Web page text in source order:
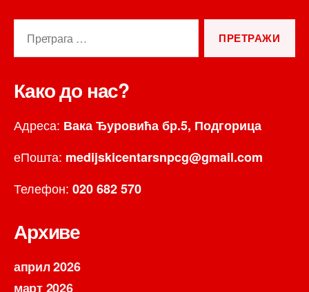
Како до нас?
Адреса: Вака Ђуровића бр.5, Подгорица
еПошта: medijskicentarsnpcg@gmail.com
Телефон: 020 682 570
Архиве
април 2026
март 2026